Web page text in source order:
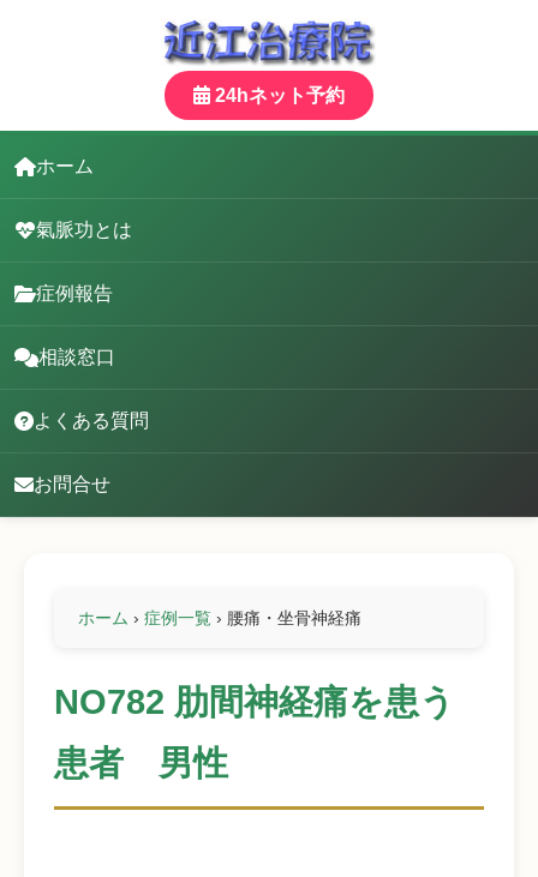
24hネット予約
ホーム
氣脈功とは
症例報告
相談窓口
よくある質問
お問合せ
ホーム › 症例一覧 › 腰痛・坐骨神経痛
NO782 肋間神経痛を患う
患者 男性